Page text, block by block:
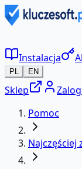
Instalacja
PL EN
Sklep
Pomoc
Najczęściej